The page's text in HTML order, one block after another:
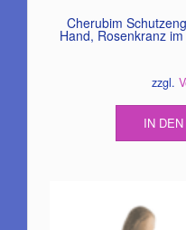
Cherubim
Hand, Rosenkranz
zzgl.
IN